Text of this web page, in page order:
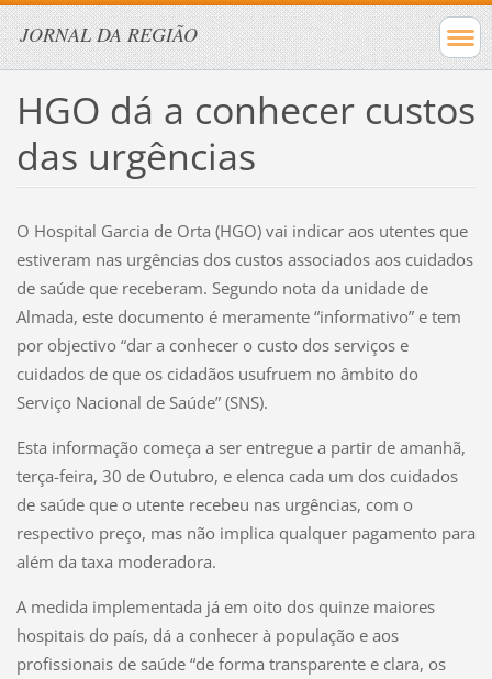
JORNAL DA REGIÃO
HGO dá a conhecer custos
das urgências
O Hospital Garcia de Orta (HGO) vai indicar aos utentes que
estiveram nas urgências dos custos associados aos cuidados
de saúde que receberam. Segundo nota da unidade de
Almada, este documento é meramente “informativo” e tem
por objectivo “dar a conhecer o custo dos serviços e
cuidados de que os cidadãos usufruem no âmbito do
Serviço Nacional de Saúde” (SNS).
Esta informação começa a ser entregue a partir de amanhã,
terça-feira, 30 de Outubro, e elenca cada um dos cuidados
de saúde que o utente recebeu nas urgências, com o
respectivo preço, mas não implica qualquer pagamento para
além da taxa moderadora.
A medida implementada já em oito dos quinze maiores
hospitais do país, dá a conhecer à população e aos
profissionais de saúde “de forma transparente e clara, os